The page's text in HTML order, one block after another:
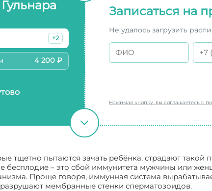
+2
4 200 ₽
Записаться на
Не удалось загрузить
Нажимая кнопку, вы соглашаетесь с
тщетно пытаются зачать ребёнка, страдают такой
бесплодие – это сбой иммунитета мужчины или
Проще говоря, иммунная система
мембранные стенки сперматозоидов.